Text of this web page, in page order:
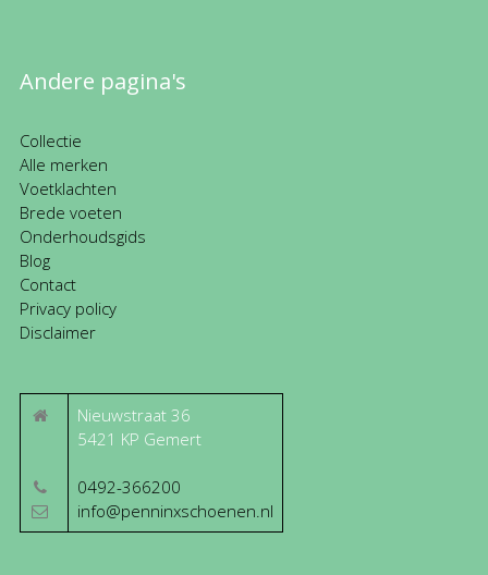
Andere pagina's
Collectie
Alle merken
Voetklachten
Brede voeten
Onderhoudsgids
Blog
Contact
Privacy policy
Disclaimer
Nieuwstraat 36
5421 KP Gemert
0492-366200
info@penninxschoenen.nl